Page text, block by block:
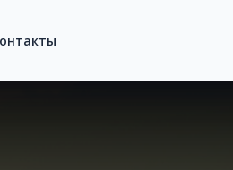
name=search_term_string" } }